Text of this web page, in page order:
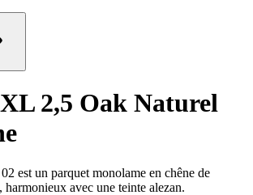
2,5 Oak Naturel
est un parquet monolame en chêne de
harmonieux avec une teinte alezan.